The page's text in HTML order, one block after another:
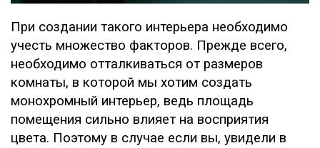
При создании такого интерьера необходимо
учесть множество факторов. Прежде всего,
необходимо отталкиваться от размеров
комнаты, в которой мы хотим создать
монохромный интерьер, ведь площадь
помещения сильно влияет на восприятия
цвета. Поэтому в случае если вы, увидели в